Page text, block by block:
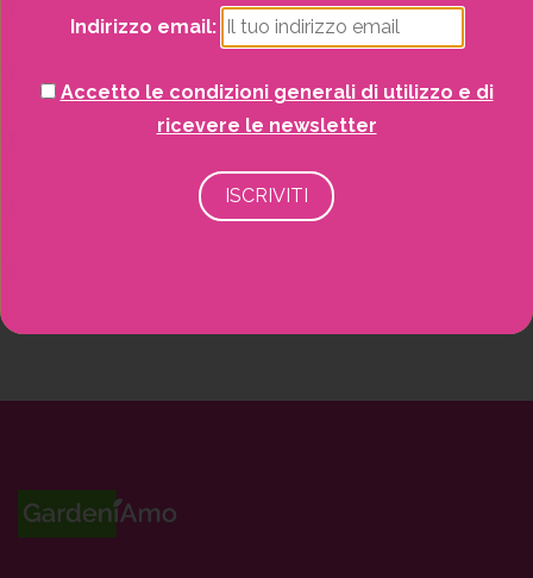
Piscine e idro
Recinzioni
Indirizzo email:
Accetto le condizioni generali di utilizzo e di
ricevere le newsletter